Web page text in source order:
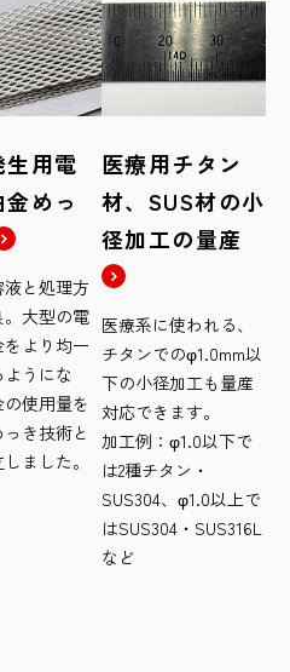
用電
めっ
液と処理方
大型の電
より均一
うにな
の使用量を
き技術と
ました。
医療用チタン
材、SUS材の小
径加工の量産
医療系に使われる、
チタンでのφ1.0mm以
下の小径加工も量産
対応できます。
加工例：φ1.0以下で
は2種チタン・
SUS304、φ1.0以上で
はSUS304・SUS316L
など